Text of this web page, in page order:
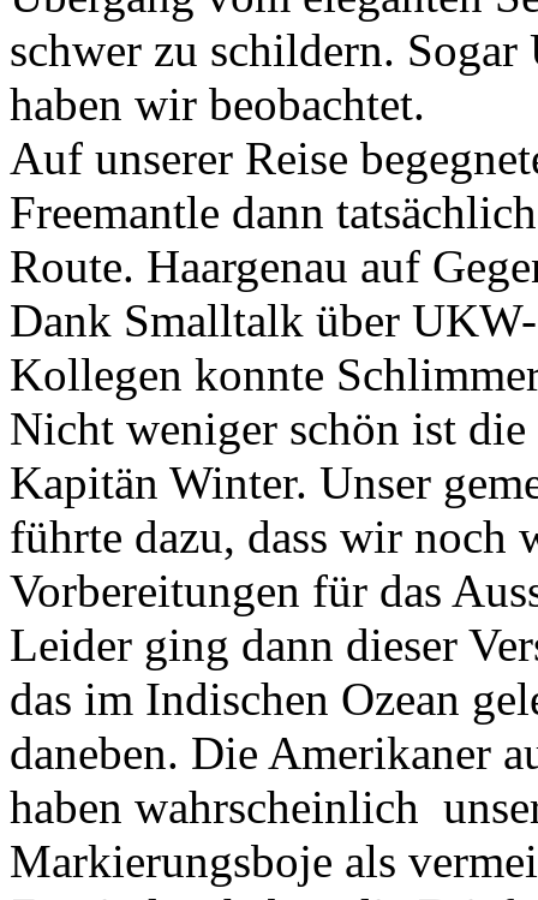
schwer zu schildern.
haben wir beobachtet.
Auf unserer Reise
Freemantle dann
Route. Haargenau auf
Dank Smalltalk über
Kollegen konnte
Nicht weniger schön ist
Kapitän Winter. Unser
führte dazu, dass wir noch
Vorbereitungen für das
Leider ging dann dieser
das im Indischen Ozean
daneben. Die Amerikaner
haben wahrscheinlich
Markierungsboje als